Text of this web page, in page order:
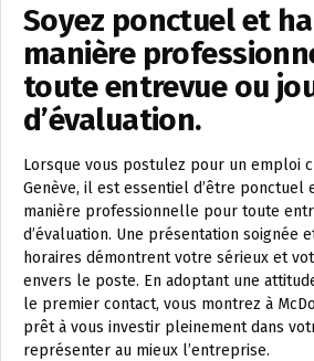
Soyez ponctuel et
manière
toute entrevue ou
d’évaluation.
Lorsque vous postulez pour un emploi
Genève, il est essentiel d’être ponctuel
manière professionnelle pour toute
d’évaluation. Une présentation soignée
horaires démontrent votre sérieux et
envers le poste. En adoptant une
le premier contact, vous montrez à
prêt à vous investir pleinement dans
représenter au mieux l’entreprise.